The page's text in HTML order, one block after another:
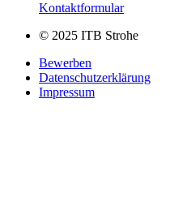
Kontaktformular
© 2025 ITB Strohe
Bewerben
Datenschutzerklärung
Impressum